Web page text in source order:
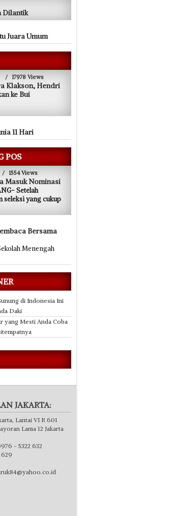
Dilantik
Juara Umum
/ 17978 Views
Klakson, Hendri
ke Bui
11 Hari
POS
/ 1554 Views
Masuk Nominasi
Setelah
seleksi yang cukup
Bersama
Menengah
di Indonesia Ini
Daki
yang Mesti Anda Coba
JAKARTA:
Lantai VI R 601
Lama 12 Jakarta
- 5322 632
629